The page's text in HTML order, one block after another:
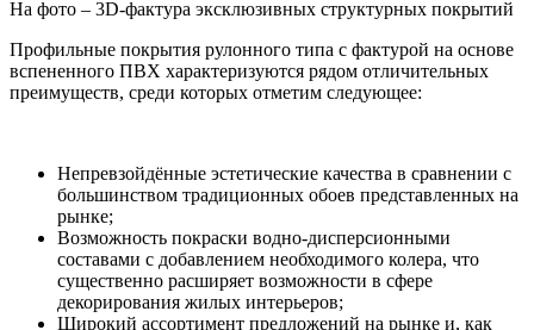
На фото – 3D-фактура эксклюзивных структурных покрытий
Профильные покрытия рулонного типа с фактурой на основе
вспененного ПВХ характеризуются рядом отличительных
преимуществ, среди которых отметим следующее:
Непревзойдённые эстетические качества в сравнении с
большинством традиционных обоев представленных на
рынке;
Возможность покраски водно-дисперсионными
составами с добавлением необходимого колера, что
существенно расширяет возможности в сфере
декорирования жилых интерьеров;
Широкий ассортимент предложений на рынке и, как